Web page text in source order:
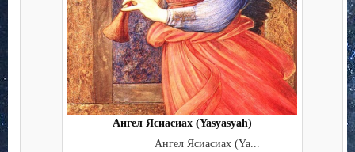
Ангел Ясиасиах (Yasyasyah)
Ангел Ясиасиах (Ya...